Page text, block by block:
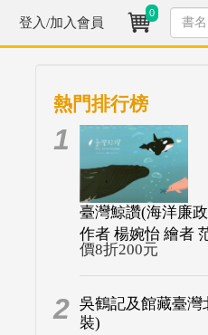
登入/加入會員
0
熱門排行榜
1
臺灣鯨讚(海洋廉
作者 楊婉怡 繪者
價8折200元
2 吳鶴記及館藏臺
裝)